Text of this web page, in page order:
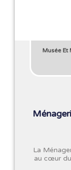
Musée Et
La
au cœur